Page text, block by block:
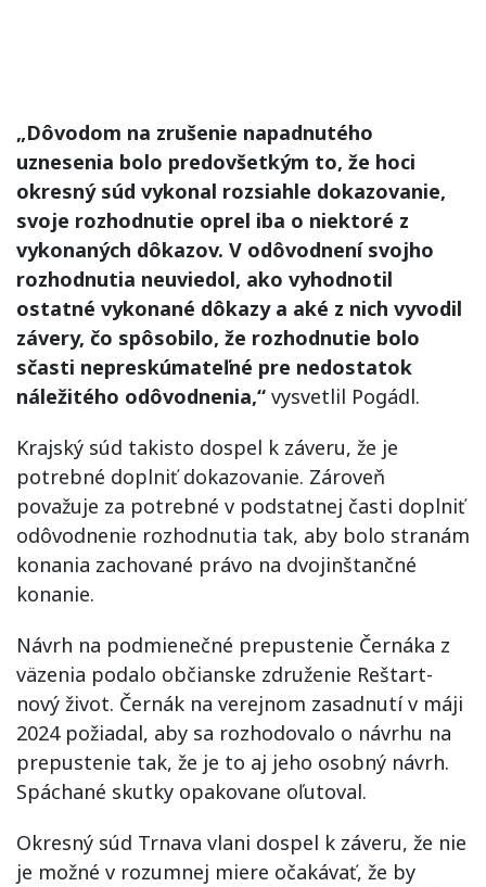
„Dôvodom na zrušenie napadnutého
uznesenia bolo predovšetkým to, že hoci
okresný súd vykonal rozsiahle dokazovanie,
svoje rozhodnutie oprel iba o niektoré z
vykonaných dôkazov. V odôvodnení svojho
rozhodnutia neuviedol, ako vyhodnotil
ostatné vykonané dôkazy a aké z nich vyvodil
závery, čo spôsobilo, že rozhodnutie bolo
sčasti nepreskúmateľné pre nedostatok
náležitého odôvodnenia,“ vysvetlil Pogádl.
Krajský súd takisto dospel k záveru, že je
potrebné doplniť dokazovanie. Zároveň
považuje za potrebné v podstatnej časti doplniť
odôvodnenie rozhodnutia tak, aby bolo stranám
konania zachované právo na dvojinštančné
konanie.
Návrh na podmienečné prepustenie Černáka z
väzenia podalo občianske združenie Reštart-
nový život. Černák na verejnom zasadnutí v máji
2024 požiadal, aby sa rozhodovalo o návrhu na
prepustenie tak, že je to aj jeho osobný návrh.
Spáchané skutky opakovane oľutoval.
Okresný súd Trnava vlani dospel k záveru, že nie
je možné v rozumnej miere očakávať, že by